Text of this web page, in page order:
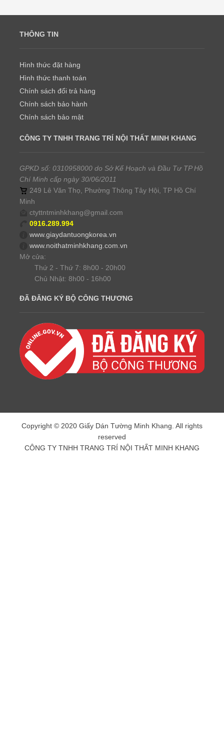
THÔNG TIN
Hình thức đặt hàng
Hình thức thanh toán
Chính sách đổi trả hàng
Chính sách bảo hành
Chính sách bảo mật
CÔNG TY TNHH TRANG TRÍ NỘI THẤT MINH KHANG
GPKD số: 0310958000 do Sở Kế Hoạch và Đầu Tư TP Hồ
Chí Minh cấp ngày 30/06/2011
249 Lê Văn Thọ, Phường Thông Tây Hội, TP Hồ Chí
Minh
ctyttntminhkhang@gmail.com
0916.289.994
www.giaydantuongkorea.vn
www.noithatminhkhang.com.vn
Mở cửa:
Thứ 2 - Thứ 7: 8h00 - 20h00
Chủ Nhật: 8h00 - 16h00
ĐÃ ĐĂNG KÝ BỘ CÔNG THƯƠNG
Copyright © 2020 Giấy Dán Tường Minh Khang. All rights
reserved
CÔNG TY TNHH TRANG TRÍ NỘI THẤT MINH KHANG